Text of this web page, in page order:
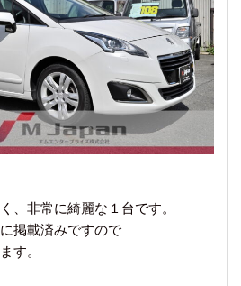
、非常に綺麗な１台です。
掲載済みですので
す。